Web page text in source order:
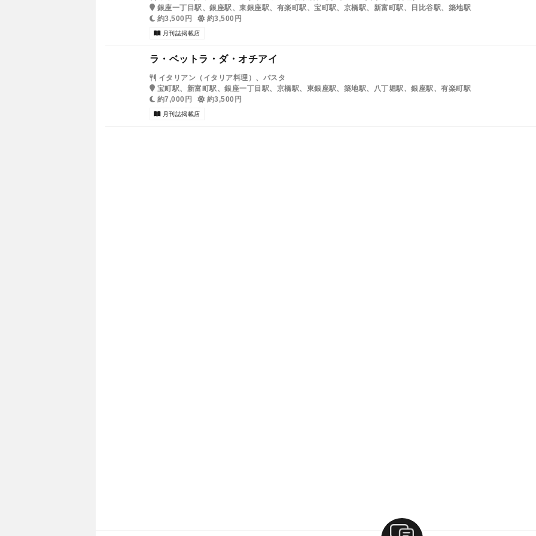
銀座一丁目駅、銀座駅、東銀座駅、有楽町駅、宝町駅、京橋駅、新富町駅、日比谷駅、築地駅
約3,500円
約3,500円
月刊誌掲載店
ラ・ベットラ・ダ・オチアイ
イタリアン（イタリア料理）、パスタ
宝町駅、新富町駅、銀座一丁目駅、京橋駅、東銀座駅、築地駅、八丁堀駅、銀座駅、有楽町駅
約7,000円
約3,500円
月刊誌掲載店